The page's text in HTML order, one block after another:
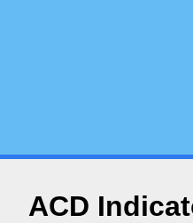
ACD